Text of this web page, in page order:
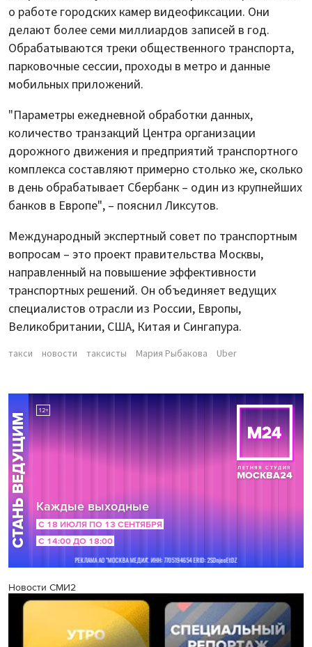
о работе городских камер видеофиксации. Они
делают более семи миллиардов записей в год.
Обрабатываются треки общественного транспорта,
парковочные сессии, проходы в метро и данные
мобильных приложений.
"Параметры ежедневной обработки данных,
количество транзакций Центра организации
дорожного движения и предприятий транспортного
комплекса составляют примерно столько же, сколько
в день обрабатывает Сбербанк – один из крупнейших
банков в Европе", – пояснил Ликсутов.
Международный экспертный совет по транспортным
вопросам – это проект правительства Москвы,
направленный на повышение эффективности
транспортных решений. Он объединяет ведущих
специалистов отрасли из России, Европы,
Великобритании, США, Китая и Сингапура.
такси новости таксисты Мария Рыбакова Uber
Новости СМИ2